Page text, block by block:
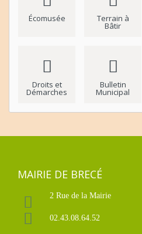
Écomusée Terrain à
Bâtir
Droits et
Démarches
Bulletin
Municipal
MAIRIE DE BRECÉ
2 Rue de la Mairie
02.43.08.64.52